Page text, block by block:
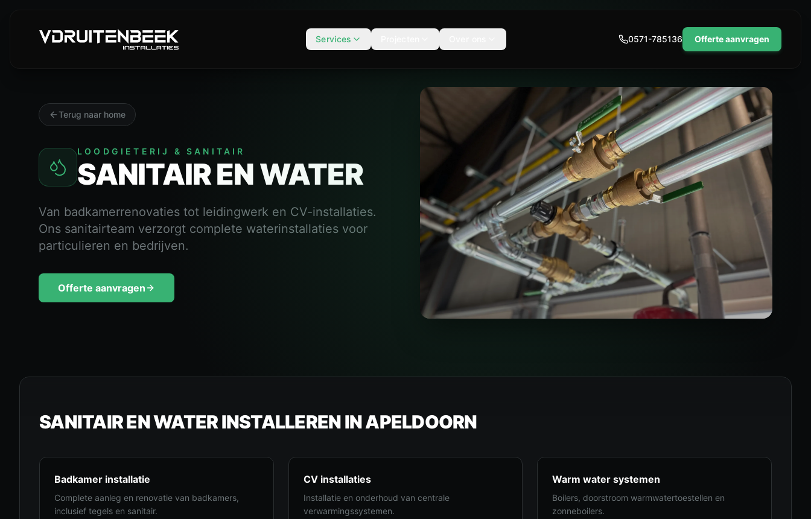
Services 0571-785136 Offerte aanvragen
Terug naar home
LOODGIETERIJ & SANITAIR
SANITAIR EN WATER
Van badkamerrenovaties tot leidingwerk en CV-installaties.
Ons sanitairteam verzorgt complete waterinstallaties voor
particulieren en bedrijven.
Offerte aanvragen
SANITAIR EN WATER INSTALLEREN IN APELDOORN
Badkamer installatie
Complete aanleg en renovatie van badkamers,
inclusief tegels en sanitair.
CV installaties
Installatie en onderhoud van centrale
verwarmingssystemen.
Warm water systemen
Boilers, doorstroom warmwatertoestellen en
zonneboilers.